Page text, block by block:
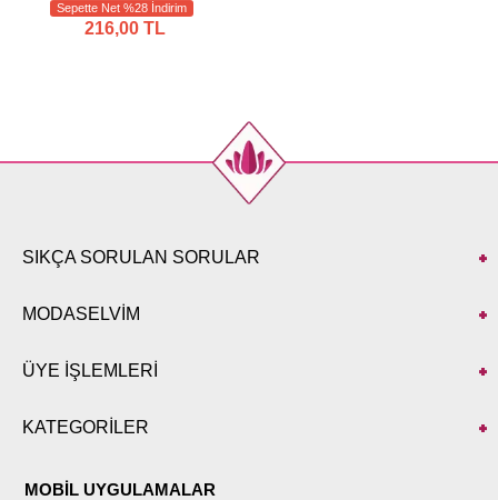
Sepette Net %28 İndirim
216,00 TL
SIKÇA SORULAN SORULAR
MODASELVİM
ÜYE İŞLEMLERİ
KATEGORİLER
MOBİL UYGULAMALAR